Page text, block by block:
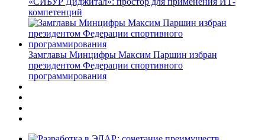
компетенций
Замглавы Минцифры Максим Паршин избран
президентом Федерации спортивного
программирования